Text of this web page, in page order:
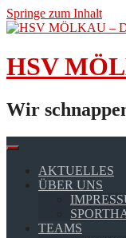
Springe zum Inhalt
HSV
Wir
AKTUELLES
ÜBER UNS
TEAMS